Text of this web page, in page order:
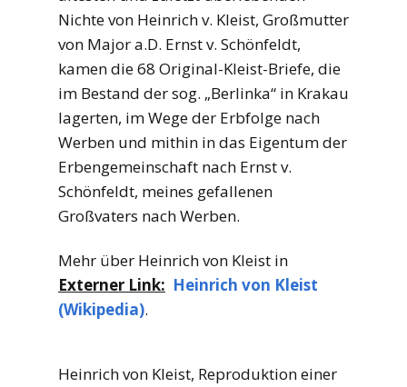
Nichte von Heinrich v. Kleist, Großmutter
von Major a.D. Ernst v. Schönfeldt,
kamen die 68 Original-Kleist-Briefe, die
im Bestand der sog. „Berlinka“ in Krakau
lagerten, im Wege der Erbfolge nach
Werben und mithin in das Eigentum der
Erbengemeinschaft nach Ernst v.
Schönfeldt, meines gefallenen
Großvaters nach Werben.
Mehr über Heinrich von Kleist in
Externer Link: Heinrich von Kleist
(Wikipedia).
Heinrich von Kleist, Reproduktion einer